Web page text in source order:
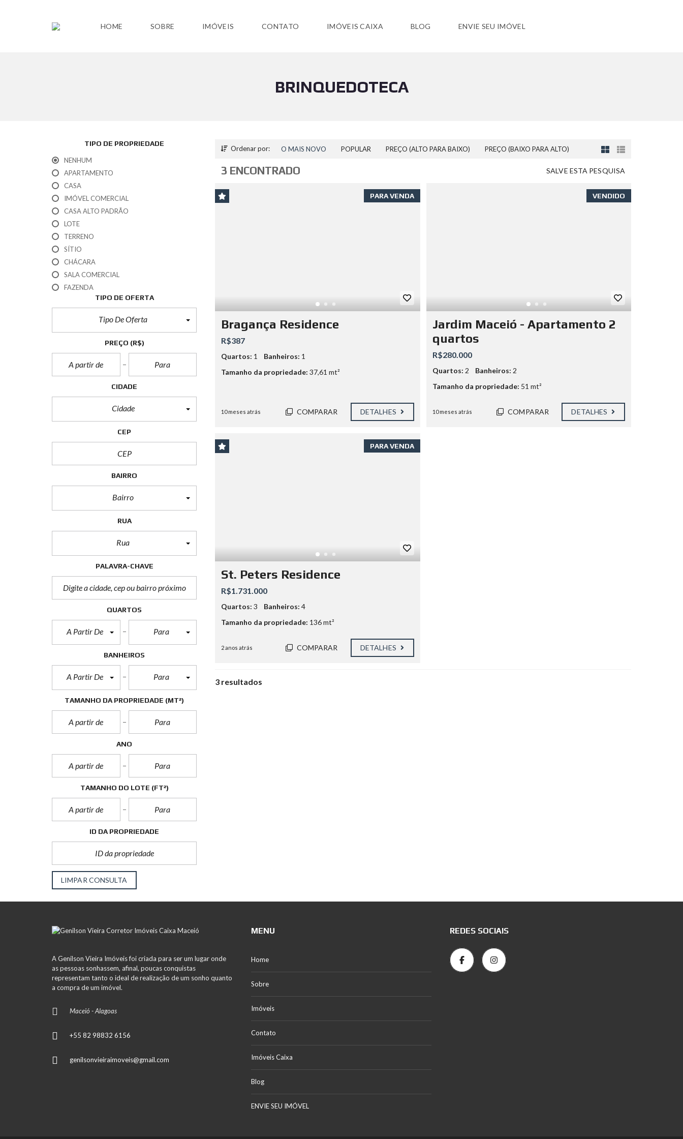
HOME SOBRE IMÓVEIS CONTATO IMÓVEIS CAIXA BLOG ENVIE SEU IMÓVEL
BRINQUEDOTECA
TIPO DE PROPRIEDADE
NENHUM
APARTAMENTO
CASA
IMÓVEL COMERCIAL
CASA ALTO PADRÃO
LOTE
TERRENO
SÍTIO
CHÁCARA
SALA COMERCIAL
FAZENDA
TIPO DE OFERTA
Tipo De Oferta
PREÇO (R$)
CIDADE
Cidade
CEP
BAIRRO
Bairro
RUA
Rua
PALAVRA-CHAVE
QUARTOS
A Partir De Para
BANHEIROS
A Partir De Para
TAMANHO DA PROPRIEDADE (MT²)
ANO
TAMANHO DO LOTE (FT²)
ID DA PROPRIEDADE
LIMPAR CONSULTA
Ordenar por: O MAIS NOVO POPULAR PREÇO (ALTO PARA BAIXO) PREÇO (BAIXO PARA ALTO)
SALVE ESTA PESQUISA
3 ENCONTRADO
PARA VENDA
Bragança Residence
R$387
Quartos: 1 Banheiros: 1
Tamanho da propriedade: 37,61 mt²
10 meses atrás COMPARAR DETALHES
VENDIDO
Jardim Maceió - Apartamento 2
quartos
R$280.000
Quartos: 2 Banheiros: 2
Tamanho da propriedade: 51 mt²
10 meses atrás COMPARAR DETALHES
PARA VENDA
St. Peters Residence
R$1.731.000
Quartos: 3 Banheiros: 4
Tamanho da propriedade: 136 mt²
2 anos atrás COMPARAR DETALHES
3 resultados
A Genilson Vieira Imóveis foi criada para ser um lugar onde
as pessoas sonhassem, afinal, poucas conquistas
representam tanto o ideal de realização de um sonho quanto
a compra de um imóvel.
Maceió - Alagoas
+55 82 98832 6156
genilsonvieiraimoveis@gmail.com
MENU
Home
Sobre
Imóveis
Contato
Imóveis Caixa
Blog
ENVIE SEU IMÓVEL
REDES SOCIAIS